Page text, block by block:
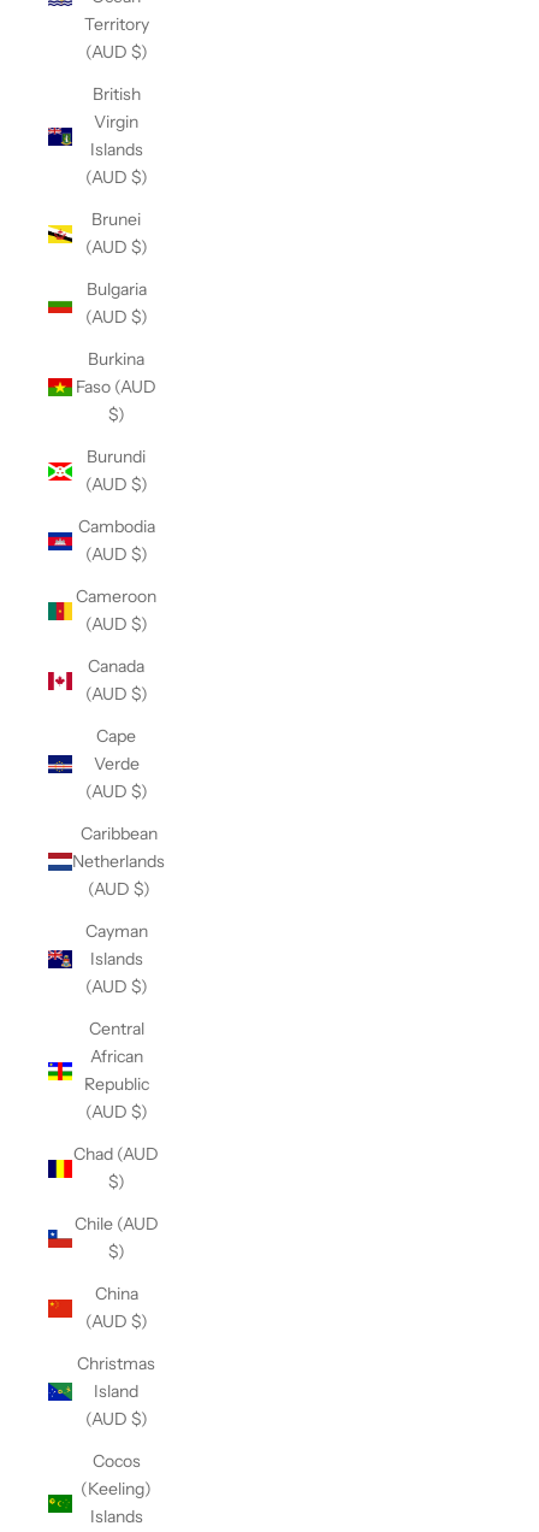
Territory
(AUD $)
British
Virgin
Islands
(AUD $)
Brunei
(AUD $)
Bulgaria
(AUD $)
Burkina
Faso (AUD
$)
Burundi
(AUD $)
Cambodia
(AUD $)
Cameroon
(AUD $)
Canada
(AUD $)
Cape
Verde
(AUD $)
Caribbean
Netherlands
(AUD $)
Cayman
Islands
(AUD $)
Central
African
Republic
(AUD $)
Chad (AUD
$)
Chile (AUD
$)
China
(AUD $)
Christmas
Island
(AUD $)
Cocos
(Keeling)
Islands